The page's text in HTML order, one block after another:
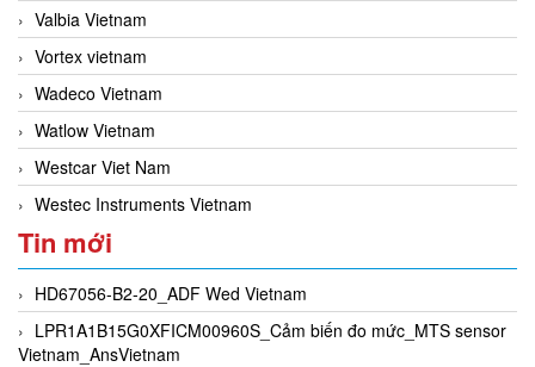
Valbia Vietnam
Vortex vietnam
Wadeco Vietnam
Watlow Vietnam
Westcar Viet Nam
Westec Instruments Vietnam
Tin mới
HD67056-B2-20_ADF Wed Vietnam
LPR1A1B15G0XFICM00960S_Cảm biến đo mức_MTS sensor
Vietnam_AnsVietnam